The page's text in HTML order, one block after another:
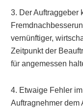
3. Der Auftraggeber
vernünftiger,
Zeitpunkt der
für angemessen
4. Etwaige Fehler
Auftragnehmer dem